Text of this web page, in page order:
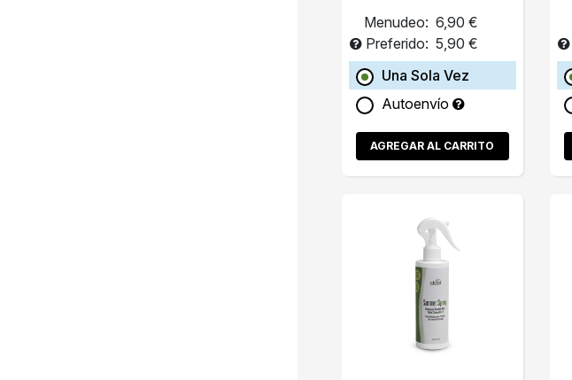
Menudeo: 6,90 €
Preferido: 5,90 €
Una Sola Vez
Autoenvío
AGREGAR AL CARRITO